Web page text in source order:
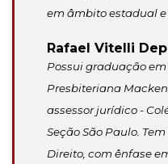
em âmbito estadual
Rafael Vitelli
Possui graduação
Presbiteriana
assessor jurídico -
Seção São Paulo.
Direito, com ênfase